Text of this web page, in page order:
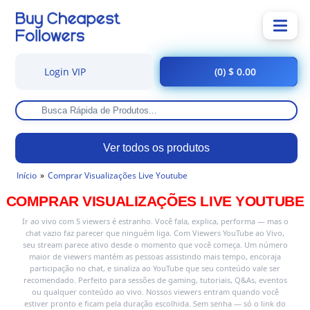
Ver todos os produtos
Login VIP (0) $ 0.00
Início Comprar Visualizações Live Youtube
COMPRAR VISUALIZAÇÕES LIVE YOUTUBE
Ir ao vivo com 5 viewers é estranho. Você fala, explica, performa — mas o
chat vazio faz parecer que ninguém liga. Com Viewers YouTube ao Vivo,
seu stream parece ativo desde o momento que você começa. Um número
maior de viewers mantém as pessoas assistindo mais tempo, encoraja
participação no chat, e sinaliza ao YouTube que seu conteúdo vale ser
recomendado. Perfeito para sessões de gaming, tutoriais, Q&As, eventos
ou qualquer conteúdo ao vivo. Nossos viewers entram quando você
estiver pronto e ficam pela duração escolhida. Sem senha — só o link do